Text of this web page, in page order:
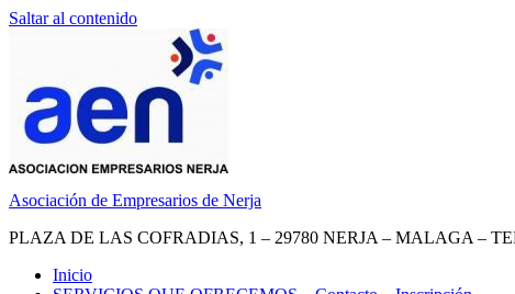
Saltar al contenido
Asociación de Empresarios de Nerja
PLAZA DE LAS COFRADIAS, 1 – 29780 NERJA – MALAGA –
Inicio